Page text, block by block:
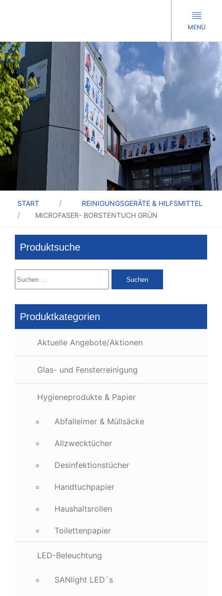
MENÜ
START
REINIGUNGSGERÄTE & HILFSMITTEL
MICROFASER- BORSTENTUCH GRÜN
Produktsuche
Suchen
nach:
Produktkategorien
Aktuelle Angebote/Aktionen
Glas- und Fensterreinigung
Hygieneprodukte & Papier
Abfalleimer & Müllsäcke
Allzwecktücher
Desinfektionstücher
Handtuchpapier
Haushaltsrollen
Toilettenpapier
LED-Beleuchtung
SANlight LED´s